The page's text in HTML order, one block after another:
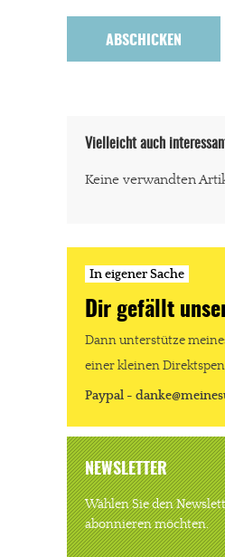
Vielleicht auch
Keine verwandten
In eigener Sache
Dir gefällt
Dann unterstütze
einer kleinen
Paypal -
NEWSLETTER
Wählen Sie den
abonnieren möchten.